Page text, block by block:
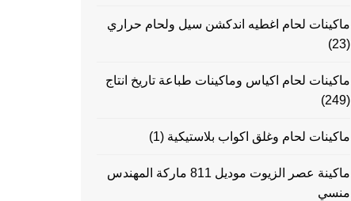
ماكينات لحام اغطيه اندكشن سيل ولحام حراري
(23)
ماكينات لحام اكياس وماكينات طباعة تاريخ انتاج
(249)
ماكينات لحام وغلق اكواب بلاستيكية (1)
ماكينة عصر الزيوت موديل 811 ماركة المهندس
منسي